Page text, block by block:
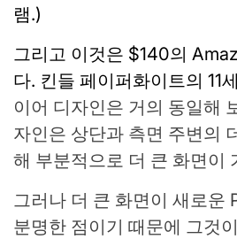
램.)
그리고 이것은 $140의
다. 킨들 페이퍼화이트의 11
이어 디자인은 거의 동일해
자인은 상단과 측면 주변의
해 부분적으로 더 큰 화면이
그러나 더 큰 화면이 새로운
분명한 점이기 때문에 그것